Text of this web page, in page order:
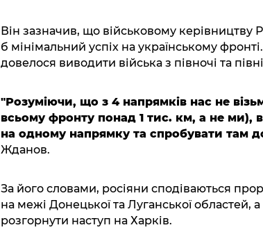
Він зазначив, що військовому керівництву
б мінімальний успіх на українському
довелося виводити війська з півночі та
"Розуміючи, що з 4 напрямків нас не
всьому фронту понад 1 тис. км, а не ми),
на одному напрямку та спробувати там
Жданов.
За його словами, росіяни сподіваються
на межі Донецької та Луганської областей,
розгорнути наступ на Харків.